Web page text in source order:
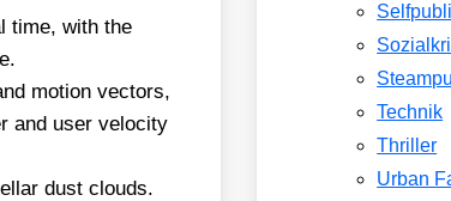
time, with the
moti­on vec­tors,
and user velo­ci­ty
dust clouds.
Technik
Thriller
Urban